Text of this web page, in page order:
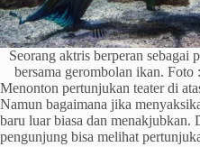
Seorang aktris berperan sebagai
bersama gerombolan ikan. Foto
Menonton pertunjukan teater di
Namun bagaimana jika
baru luar biasa dan menakjubkan.
pengunjung bisa melihat